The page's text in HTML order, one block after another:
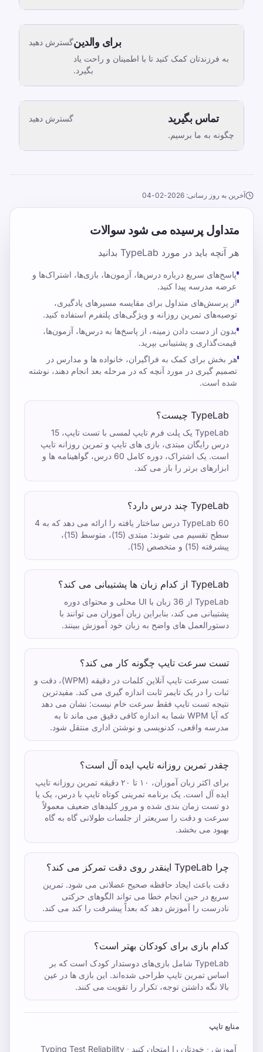
برای والدین
به فرزندتان کمک کنید تا با اطمینان و راحت یاد
بگیرد.
گسترش دهید
تماس بگیرید
چگونه به ما برسیم.
گسترش دهید
آخرین به روز رسانی: 2026-02-04
متداول پرسیده می شود سوالات
هر آنچه باید در مورد TypeLab بدانید
پاسخ‌های سریع درباره درس‌ها، آزمون‌ها، بازی‌ها، اشتراک‌ها و
عرضه مدرسه پیدا کنید.
از پرسش‌های متداول برای مقایسه مسیرهای یادگیری،
توصیه‌های تمرین روزانه و ویژگی‌های پلتفرم استفاده کنید.
بدون از دست دادن زمینه، از پاسخ‌ها به درس‌ها، آزمون‌ها،
قیمت‌گذاری و پشتیبانی بپرید.
هر بخش برای کمک به فراگیران، خانواده ها و مدارس در
تصمیم گیری در مورد آنچه که در مرحله بعد انجام دهند، نوشته
شده است.
TypeLab چیست؟
TypeLab یک پلت فرم تایپ لمسی با تست تایپ، 15
درس رایگان مبتدی، بازی های تایپ و تمرین روزانه تایپ
است. یک اشتراک، دوره کامل 60 درس، گواهینامه ها و
ابزارهای برتر را باز می کند.
TypeLab چند درس دارد؟
TypeLab 60 درس ساختار یافته را ارائه می دهد که به 4
سطح تقسیم می شوند: مبتدی (15)، متوسط ​​(15)،
پیشرفته (15) و متخصص (15).
TypeLab از کدام زبان ها پشتیبانی می کند؟
TypeLab از 36 زبان با UI محلی و محتوای دوره
پشتیبانی می کند، بنابراین زبان آموزان می توانند با
دستورالعمل های واضح به زبان خود آموزش ببینند.
تست سرعت تایپ چگونه کار می کند؟
تست سرعت تایپ آنلاین کلمات در دقیقه (WPM)، دقت و
ثبات را در یک تایمر ثابت اندازه گیری می کند. مفیدترین
نتیجه تست تایپ فقط سرعت خام نیست: نشان می دهد
که آیا WPM شما به اندازه کافی دقیق می ماند تا به
مدرسه واقعی، کدنویسی و نوشتن اداری منتقل شود.
چقدر تمرین روزانه تایپ ایده آل است؟
برای اکثر زبان آموزان، ۱۰ تا ۲۰ دقیقه تمرین روزانه تایپ
ایده آل است. یک برنامه تمرینی کوتاه تایپ با درس، یک یا
دو تست زمان بندی شده و مرور کلیدهای ضعیف معمولاً
سرعت و دقت را سریعتر از جلسات طولانی گاه به گاه
بهبود می بخشد.
چرا TypeLab اینقدر روی دقت تمرکز می کند؟
دقت باعث ایجاد حافظه صحیح عضلانی می شود. تمرین
سریع در حین انجام خطا می تواند الگوهای حرکتی
نادرست را آموزش دهد که بعداً پیشرفت را کند می کند.
کدام بازی برای کودکان بهتر است؟
TypeLab شامل بازی‌های دوستدار کودک است که بر
اساس تمرین تایپ طراحی شده‌اند. این بازی ها در عین
بالا نگه داشتن توجه، تکرار را تقویت می کنند.
منابع تایپ
آموزش · خودتان را امتحان کنید ·
Typing Test Reliability